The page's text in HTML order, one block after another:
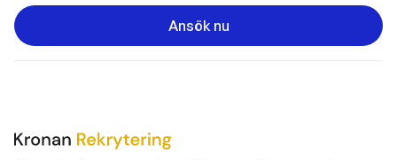
Ansök nu